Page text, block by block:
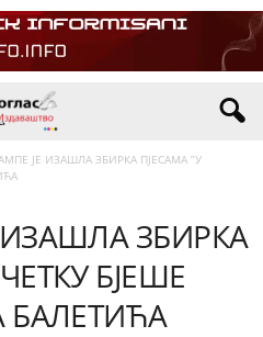
ЈЕ ИЗАШЛА ЗБИРКА ПЈЕСАМА ”У
ЗБИРКА
БЈЕШЕ
БАЛЕТИЋА